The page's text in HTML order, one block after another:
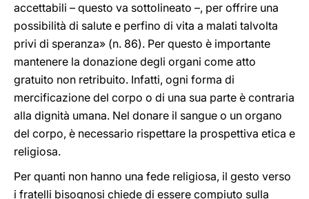
accettabili – questo va sottolineato –, per offrire una
possibilità di salute e perfino di vita a malati talvolta
privi di speranza» (n. 86). Per questo è importante
mantenere la donazione degli organi come atto
gratuito non retribuito. Infatti, ogni forma di
mercificazione del corpo o di una sua parte è contraria
alla dignità umana. Nel donare il sangue o un organo
del corpo, è necessario rispettare la prospettiva etica e
religiosa.
Per quanti non hanno una fede religiosa, il gesto verso
i fratelli bisognosi chiede di essere compiuto sulla